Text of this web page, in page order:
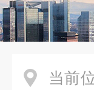
当前